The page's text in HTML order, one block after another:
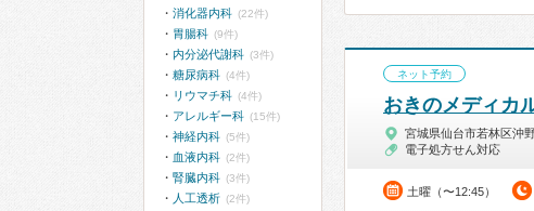
ネット予約
おきのメディカ
宮城県仙台市若林区沖
電子処方せん対応
土曜（〜12:45）
消化器内科 (22件)
胃腸科 (9件)
内分泌代謝科 (3件)
糖尿病科 (4件)
リウマチ科 (4件)
アレルギー科 (15件)
神経内科 (5件)
血液内科 (2件)
腎臓内科 (3件)
人工透析 (2件)